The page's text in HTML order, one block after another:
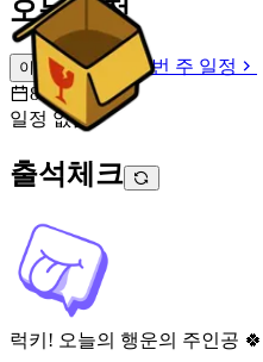
오늘 일정
이번 주 일정
이번 주 일정
8월 8일 [토]
일정 없음
출석체크
럭키! 오늘의 행운의 주인공 🍀